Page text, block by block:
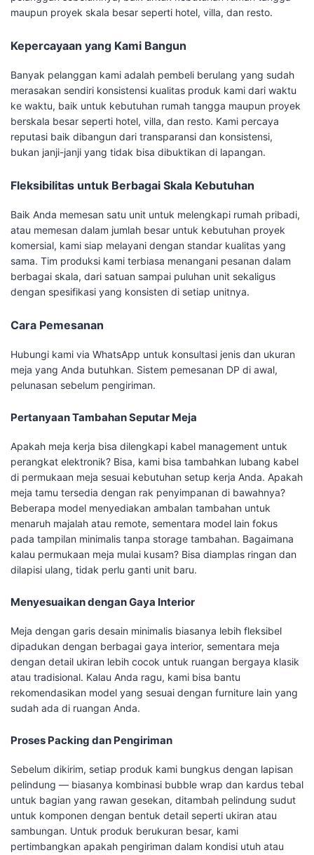
maupun proyek skala besar seperti hotel, villa, dan resto.
Kepercayaan yang Kami Bangun
Banyak pelanggan kami adalah pembeli berulang yang sudah
merasakan sendiri konsistensi kualitas produk kami dari waktu
ke waktu, baik untuk kebutuhan rumah tangga maupun proyek
berskala besar seperti hotel, villa, dan resto. Kami percaya
reputasi baik dibangun dari transparansi dan konsistensi,
bukan janji-janji yang tidak bisa dibuktikan di lapangan.
Fleksibilitas untuk Berbagai Skala Kebutuhan
Baik Anda memesan satu unit untuk melengkapi rumah pribadi,
atau memesan dalam jumlah besar untuk kebutuhan proyek
komersial, kami siap melayani dengan standar kualitas yang
sama. Tim produksi kami terbiasa menangani pesanan dalam
berbagai skala, dari satuan sampai puluhan unit sekaligus
dengan spesifikasi yang konsisten di setiap unitnya.
Cara Pemesanan
Hubungi kami via WhatsApp untuk konsultasi jenis dan ukuran
meja yang Anda butuhkan. Sistem pemesanan DP di awal,
pelunasan sebelum pengiriman.
Pertanyaan Tambahan Seputar Meja
Apakah meja kerja bisa dilengkapi kabel management untuk
perangkat elektronik? Bisa, kami bisa tambahkan lubang kabel
di permukaan meja sesuai kebutuhan setup kerja Anda. Apakah
meja tamu tersedia dengan rak penyimpanan di bawahnya?
Beberapa model menyediakan ambalan tambahan untuk
menaruh majalah atau remote, sementara model lain fokus
pada tampilan minimalis tanpa storage tambahan. Bagaimana
kalau permukaan meja mulai kusam? Bisa diamplas ringan dan
dilapisi ulang, tidak perlu ganti unit baru.
Menyesuaikan dengan Gaya Interior
Meja dengan garis desain minimalis biasanya lebih fleksibel
dipadukan dengan berbagai gaya interior, sementara meja
dengan detail ukiran lebih cocok untuk ruangan bergaya klasik
atau tradisional. Kalau Anda ragu, kami bisa bantu
rekomendasikan model yang sesuai dengan furniture lain yang
sudah ada di ruangan Anda.
Proses Packing dan Pengiriman
Sebelum dikirim, setiap produk kami bungkus dengan lapisan
pelindung — biasanya kombinasi bubble wrap dan kardus tebal
untuk bagian yang rawan gesekan, ditambah pelindung sudut
untuk komponen dengan bentuk detail seperti ukiran atau
sambungan. Untuk produk berukuran besar, kami
pertimbangkan apakah pengiriman dalam kondisi utuh atau